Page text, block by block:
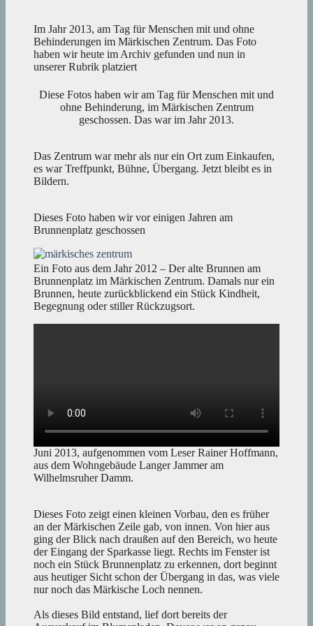
Im Jahr 2013, am Tag für Menschen mit und ohne
Behinderungen im Märkischen Zentrum. Das Foto
haben wir heute im Archiv gefunden und nun in
unserer Rubrik platziert
Diese Fotos haben wir am Tag für Menschen mit und
ohne Behinderung, im Märkischen Zentrum
geschossen. Das war im Jahr 2013.
Das Zentrum war mehr als nur ein Ort zum Einkaufen,
es war Treffpunkt, Bühne, Übergang. Jetzt bleibt es in
Bildern.
Dieses Foto haben wir vor einigen Jahren am
Brunnenplatz geschossen
Ein Foto aus dem Jahr 2012 – Der alte Brunnen am
Brunnenplatz im Märkischen Zentrum. Damals nur ein
Brunnen, heute zurückblickend ein Stück Kindheit,
Begegnung oder stiller Rückzugsort.
Juni 2013, aufgenommen vom Leser Rainer Hoffmann,
aus dem Wohngebäude Langer Jammer am
Wilhelmsruher Damm.
Dieses Foto zeigt einen kleinen Vorbau, den es früher
an der Märkischen Zeile gab, von innen. Von hier aus
ging der Blick nach draußen auf den Bereich, wo heute
der Eingang der Sparkasse liegt. Rechts im Fenster ist
noch ein Stück Brunnenplatz zu erkennen, dort beginnt
aus heutiger Sicht schon der Übergang in das, was viele
nur noch das Märkische Loch nennen.
Als dieses Bild entstand, lief dort bereits der